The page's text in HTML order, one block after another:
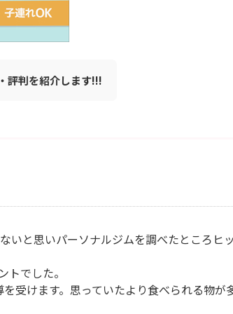
評判を紹介します!!!
いと思いパーソナルジムを調べたところヒ
トでした。
受けます。思っていたより食べられる物が